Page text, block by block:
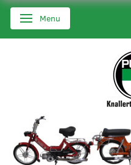
Skifte navigation
Menu